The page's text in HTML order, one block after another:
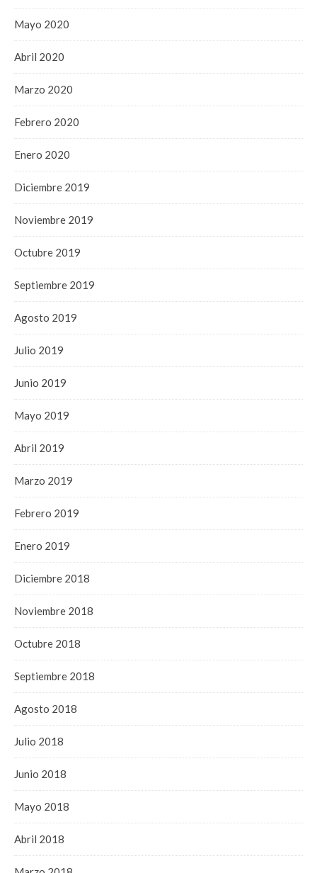
Mayo 2020
Abril 2020
Marzo 2020
Febrero 2020
Enero 2020
Diciembre 2019
Noviembre 2019
Octubre 2019
Septiembre 2019
Agosto 2019
Julio 2019
Junio 2019
Mayo 2019
Abril 2019
Marzo 2019
Febrero 2019
Enero 2019
Diciembre 2018
Noviembre 2018
Octubre 2018
Septiembre 2018
Agosto 2018
Julio 2018
Junio 2018
Mayo 2018
Abril 2018